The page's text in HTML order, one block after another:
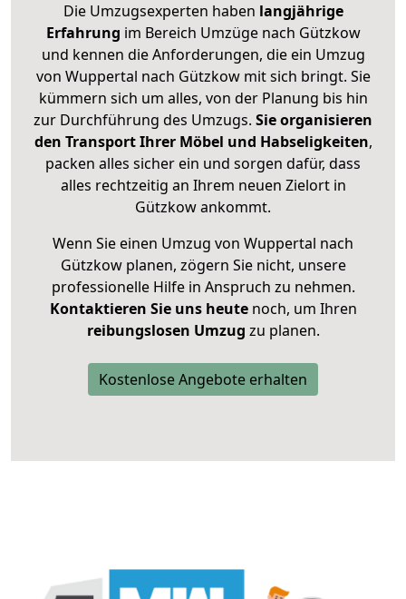
Die Umzugsexperten haben langjährige
Erfahrung im Bereich Umzüge nach Gützkow
und kennen die Anforderungen, die ein Umzug
von Wuppertal nach Gützkow mit sich bringt. Sie
kümmern sich um alles, von der Planung bis hin
zur Durchführung des Umzugs. Sie organisieren
den Transport Ihrer Möbel und Habseligkeiten,
packen alles sicher ein und sorgen dafür, dass
alles rechtzeitig an Ihrem neuen Zielort in
Gützkow ankommt.
Wenn Sie einen Umzug von Wuppertal nach
Gützkow planen, zögern Sie nicht, unsere
professionelle Hilfe in Anspruch zu nehmen.
Kontaktieren Sie uns heutenoch, um Ihren
reibungslosen Umzug zu planen.
Kostenlose Angebote erhalten